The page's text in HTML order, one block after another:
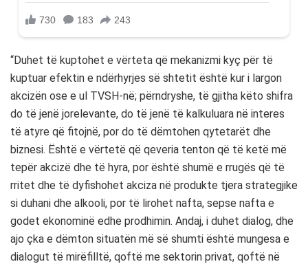
“Duhet të kuptohet e vërteta që mekanizmi kyç për të
kuptuar efektin e ndërhyrjes së shtetit është kur i largon
akcizën ose e ul TVSH-në; përndryshe, të gjitha këto shifra
do të jenë jorelevante, do të jenë të kalkuluara në interes
të atyre që fitojnë, por do të dëmtohen qytetarët dhe
biznesi. Është e vërtetë që qeveria tenton që të ketë më
tepër akcizë dhe të hyra, por është shumë e rrugës që të
rritet dhe të dyfishohet akciza në produkte tjera strategjike
si duhani dhe alkooli, por të lirohet nafta, sepse nafta e
godet ekonominë edhe prodhimin. Andaj, i duhet dialog, dhe
ajo çka e dëmton situatën më së shumti është mungesa e
dialogut të mirëfilltë, qoftë me sektorin privat, qoftë në